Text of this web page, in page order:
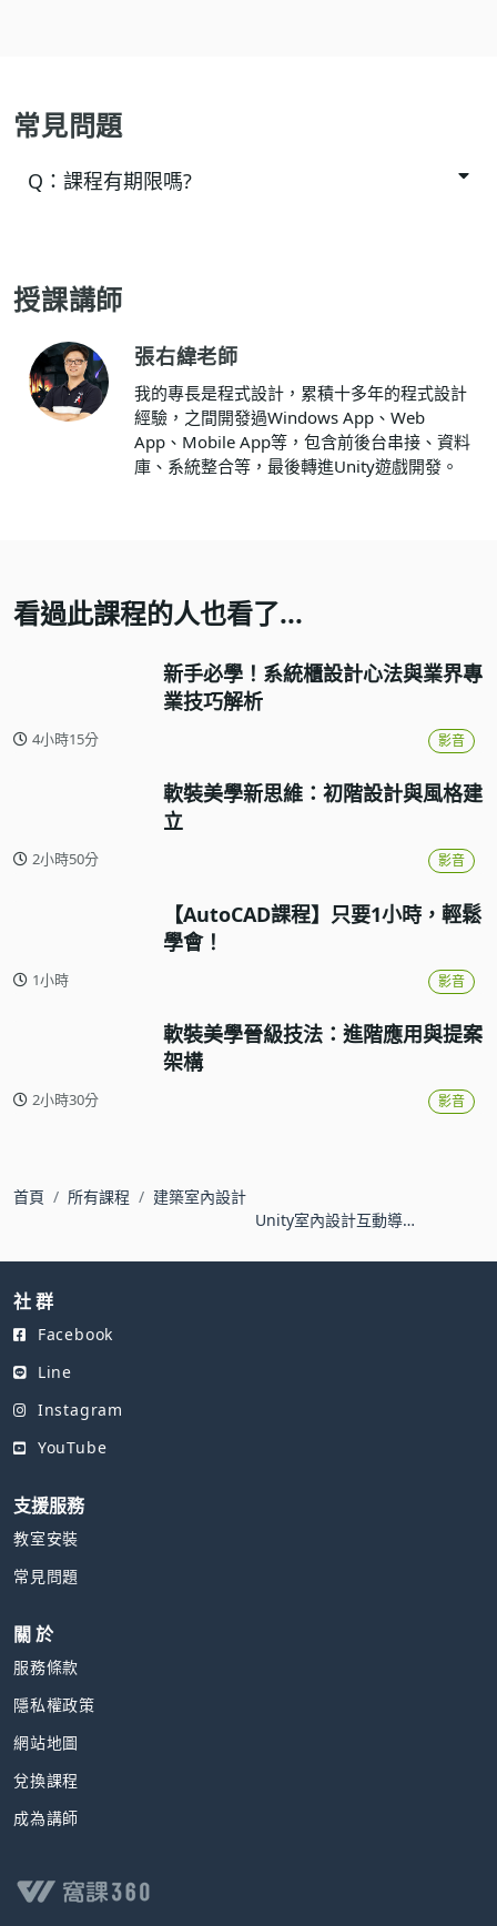
常見問題
Q： 課程有期限嗎?
授課講師
張右緯老師
我的專長是程式設計，累積十多年的程式設計
經驗，之間開發過Windows App、Web
App、Mobile App等，包含前後台串接、資料
庫、系統整合等，最後轉進Unity遊戲開發。
看過此課程的人也看了...
新手必學！系統櫃設計心法與業界專
業技巧解析
4小時15分 影音
軟裝美學新思維：初階設計與風格建
立
2小時50分 影音
【AutoCAD課程】只要1小時，輕鬆
學會！
1小時 影音
軟裝美學晉級技法：進階應用與提案
架構
2小時30分 影音
首頁 所有課程
建築室內設計
Unity室內設計互動導覽-
社 群
Facebook
Line
Instagram
YouTube
支援服務
教室安裝
常見問題
關 於
服務條款
隱私權政策
網站地圖
兌換課程
成為講師